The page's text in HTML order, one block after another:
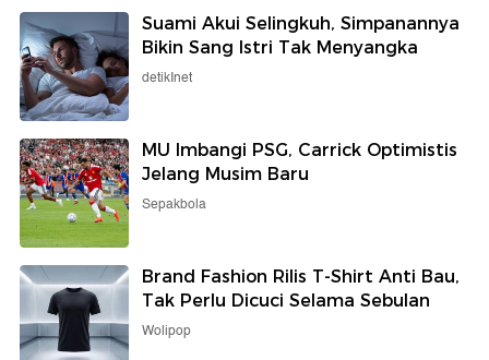
Suami Akui Selingkuh, Simpanannya
Bikin Sang Istri Tak Menyangka
detikInet
MU Imbangi PSG, Carrick Optimistis
Jelang Musim Baru
Sepakbola
Brand Fashion Rilis T-Shirt Anti Bau,
Tak Perlu Dicuci Selama Sebulan
Wolipop